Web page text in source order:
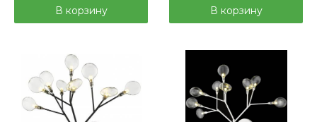
В корзину В корзину